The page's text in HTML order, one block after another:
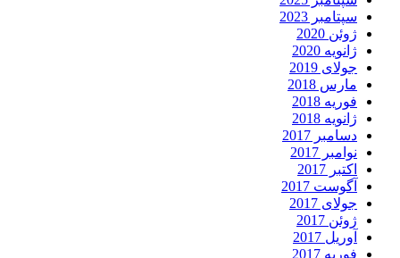
سپتامبر 2023
ژوئن 2020
ژانویه 2020
جولای 2019
مارس 2018
فوریه 2018
ژانویه 2018
دسامبر 2017
نوامبر 2017
اکتبر 2017
آگوست 2017
جولای 2017
ژوئن 2017
آوریل 2017
فوریه 2017